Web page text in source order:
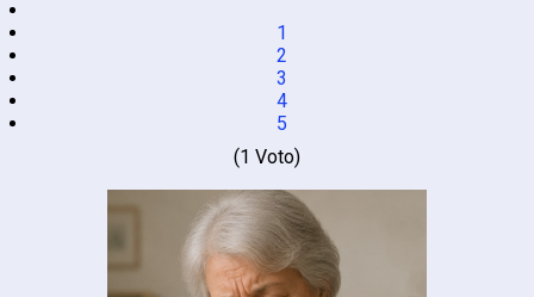
1
2
3
4
5
(1 Voto)